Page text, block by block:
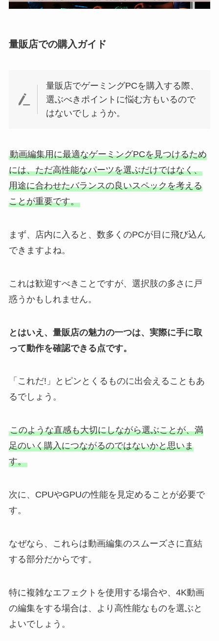
量販店での購入ガイド
量販店でゲーミングPCを購入する際、
選ぶべきポイントに悩む方もいるので
はないでしょうか。
動画編集用に最適なゲーミングPCを見つけるため
には、ただ高性能なパーツを選ぶだけではなく、
用途に合わせたバランスの良いスペックを考える
ことが重要です。
まず、店内に入ると、数多くのPCが目に飛び込ん
できますよね。
これは歓迎すべきことですが、選択肢の多さに戸
惑うかもしれません。
とはいえ、量販店の魅力の一つは、実際に手に取
って動作を確認できる点です。
「これだ!」とピンとくるものに出会えることもあ
るでしょう。
このような直感も大切にしながら選ぶことが、満
足のいく購入につながるのではないかと思いま
す。
次に、CPUやGPUの性能を見定めることが必要で
す。
なぜなら、これらは動画編集のスムーズさに直結
する部分だからです。
特に複雑なエフェクトを使用する場合や、4K動画
の編集をする場合は、より高性能なものを選ぶと
よいでしょう。